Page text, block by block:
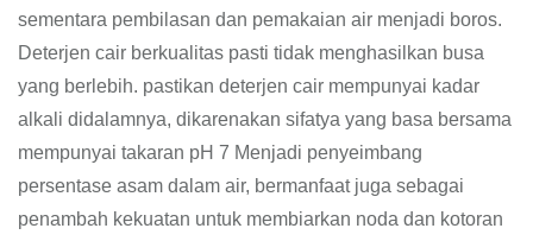
sementara pembilasan dan pemakaian air menjadi boros.
Deterjen cair berkualitas pasti tidak menghasilkan busa
yang berlebih. pastikan deterjen cair mempunyai kadar
alkali didalamnya, dikarenakan sifatya yang basa bersama
mempunyai takaran pH 7 Menjadi penyeimbang
persentase asam dalam air, bermanfaat juga sebagai
penambah kekuatan untuk membiarkan noda dan kotoran